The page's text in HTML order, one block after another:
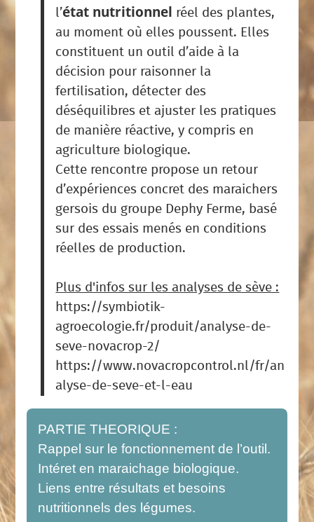
l’état nutritionnel réel des plantes,
au moment où elles poussent. Elles
constituent un outil d’aide à la
décision pour raisonner la
fertilisation, détecter des
déséquilibres et ajuster les pratiques
de manière réactive, y compris en
agriculture biologique.
Cette rencontre propose un retour
d’expériences concret des maraichers
gersois du groupe Dephy Ferme, basé
sur des essais menés en conditions
réelles de production.
Plus d'infos sur les analyses de sève :
https://symbiotik-
agroecologie.fr/produit/analyse-de-
seve-novacrop-2/
https://www.novacropcontrol.nl/fr/an
alyse-de-seve-et-l-eau
PARTIE THEORIQUE :
Rappel sur le fonctionnement de l’outil.
Intéret en maraichage biologique.
Liens entre résultats et besoins
nutritionnels des légumes.